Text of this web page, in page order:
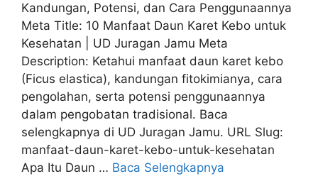
Kandungan, Potensi, dan Cara Penggunaannya
Meta Title: 10 Manfaat Daun Karet Kebo untuk
Kesehatan | UD Juragan Jamu Meta
Description: Ketahui manfaat daun karet kebo
(Ficus elastica), kandungan fitokimianya, cara
pengolahan, serta potensi penggunaannya
dalam pengobatan tradisional. Baca
selengkapnya di UD Juragan Jamu. URL Slug:
manfaat-daun-karet-kebo-untuk-kesehatan
Apa Itu Daun … Baca Selengkapnya